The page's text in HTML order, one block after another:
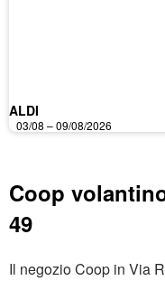
ALDI
03/08 – 09/08/2026
Coop
49
Il negozio Coop in Via